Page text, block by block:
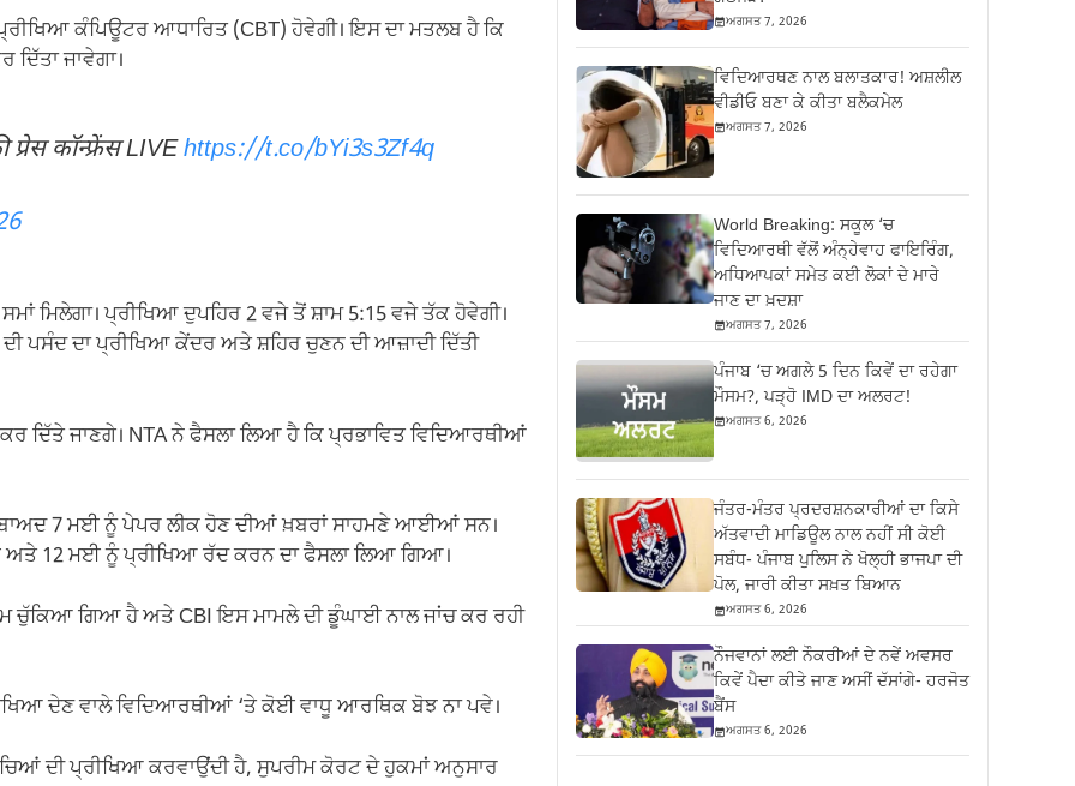
ਕੰਪਿਊਟਰ ਆਧਾਰਿਤ (CBT) ਹੋਵੇਗੀ। ਇਸ ਦਾ ਮਤਲਬ ਹੈ ਕਿ
ਜਾਵੇਗਾ।
प्रेस कॉन्फ्रेंस LIVEhttps://t.co/bYi3s3Zf4q
ਮਿਲੇਗਾ। ਪ੍ਰੀਖਿਆ ਦੁਪਹਿਰ 2 ਵਜੇ ਤੋਂ ਸ਼ਾਮ 5:15 ਵਜੇ ਤੱਕ ਹੋਵੇਗੀ।
ਪਸੰਦ ਦਾ ਪ੍ਰੀਖਿਆ ਕੇਂਦਰ ਅਤੇ ਸ਼ਹਿਰ ਚੁਣਨ ਦੀ ਆਜ਼ਾਦੀ ਦਿੱਤੀ
ਦਿੱਤੇ ਜਾਣਗੇ। NTA ਨੇ ਫੈਸਲਾ ਲਿਆ ਹੈ ਕਿ ਪ੍ਰਭਾਵਿਤ ਵਿਦਿਆਰਥੀਆਂ
7 ਮਈ ਨੂੰ ਪੇਪਰ ਲੀਕ ਹੋਣ ਦੀਆਂ ਖ਼ਬਰਾਂ ਸਾਹਮਣੇ ਆਈਆਂ ਸਨ।
ਅਤੇ 12 ਮਈ ਨੂੰ ਪ੍ਰੀਖਿਆ ਰੱਦ ਕਰਨ ਦਾ ਫੈਸਲਾ ਲਿਆ ਗਿਆ।
ਚੁੱਕਿਆ ਗਿਆ ਹੈ ਅਤੇ CBI ਇਸ ਮਾਮਲੇ ਦੀ ਡੂੰਘਾਈ ਨਾਲ ਜਾਂਚ ਕਰ ਰਹੀ
ਦੇਣ ਵਾਲੇ ਵਿਦਿਆਰਥੀਆਂ ‘ਤੇ ਕੋਈ ਵਾਧੂ ਆਰਥਿਕ ਬੋਝ ਨਾ ਪਵੇ।
ਦੀ ਪ੍ਰੀਖਿਆ ਕਰਵਾਉਂਦੀ ਹੈ, ਸੁਪਰੀਮ ਕੋਰਟ ਦੇ ਹੁਕਮਾਂ ਅਨੁਸਾਰ
ਅਗਸਤ 7, 2026
ਵਿਦਿਆਰਥਣ ਨਾਲ ਬਲਾਤਕਾਰ! ਅਸ਼ਲੀਲ
ਵੀਡੀਓ ਬਣਾ ਕੇ ਕੀਤਾ ਬਲੈਕਮੇਲ
ਅਗਸਤ 7, 2026
World Breaking: ਸਕੂਲ ‘ਚ
ਵਿਦਿਆਰਥੀ ਵੱਲੋਂ ਅੰਨ੍ਹੇਵਾਹ ਫਾਇਰਿੰਗ,
ਅਧਿਆਪਕਾਂ ਸਮੇਤ ਕਈ ਲੋਕਾਂ ਦੇ ਮਾਰੇ
ਜਾਣ ਦਾ ਖ਼ਦਸ਼ਾ
ਅਗਸਤ 7, 2026
ਪੰਜਾਬ ‘ਚ ਅਗਲੇ 5 ਦਿਨ ਕਿਵੇਂ ਦਾ ਰਹੇਗਾ
ਮੌਸਮ?, ਪੜ੍ਹੋ IMD ਦਾ ਅਲਰਟ!
ਅਗਸਤ 6, 2026
ਜੰਤਰ-ਮੰਤਰ ਪ੍ਰਦਰਸ਼ਨਕਾਰੀਆਂ ਦਾ ਕਿਸੇ
ਅੱਤਵਾਦੀ ਮਾਡਿਊਲ ਨਾਲ ਨਹੀਂ ਸੀ ਕੋਈ
ਸਬੰਧ- ਪੰਜਾਬ ਪੁਲਿਸ ਨੇ ਖੋਲ੍ਹੀ ਭਾਜਪਾ ਦੀ
ਪੋਲ, ਜਾਰੀ ਕੀਤਾ ਸਖ਼ਤ ਬਿਆਨ
ਅਗਸਤ 6, 2026
ਨੌਜਵਾਨਾਂ ਲਈ ਨੌਕਰੀਆਂ ਦੇ ਨਵੇਂ ਅਵਸਰ
ਕਿਵੇਂ ਪੈਦਾ ਕੀਤੇ ਜਾਣ ਅਸੀਂ ਦੱਸਾਂਗੇ- ਹਰਜੋਤ
ਬੈਂਸ
ਅਗਸਤ 6, 2026